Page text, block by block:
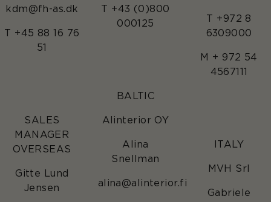
kdm@fh-as.dk
T +45 88 16 76
51
SALES
MANAGER
OVERSEAS
Gitte Lund
Jensen
T +43 (0)800
000125
BALTIC
Alinterior OY
Alina
Snellman
alina@alinterior.fi
T +972 8
6309000
M + 972 54
4567111
ITALY
MVH Srl
Gabriele